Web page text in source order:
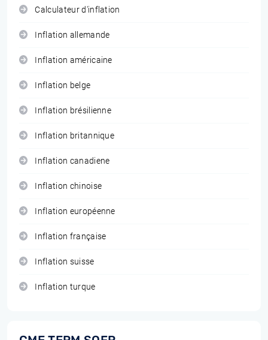
Calculateur d'inflation
Inflation allemande
Inflation américaine
Inflation belge
Inflation brésilienne
Inflation britannique
Inflation canadiene
Inflation chinoise
Inflation européenne
Inflation française
Inflation suisse
Inflation turque